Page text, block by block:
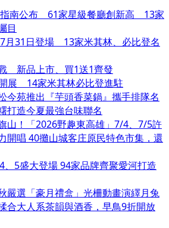
指南公布 61家星級餐廳創新高 13家
目
月31日登場 13家米其林、必比登名
新品上市、買1送1齊發
展 14家米其林必比登進駐
今苑推出『芋頭香菜鍋』攜手排隊名
打造今夏最強台味聯名
山！「2026野趣東高雄」7/4、7/5許
開唱 40攤山城客庄原民特色市集，還
、5盛大登場 94家品牌齊聚愛河打造
嚴選「豪月禮盒」光柵動畫演繹月兔
合大人系茶韻與酒香，早鳥9折開放